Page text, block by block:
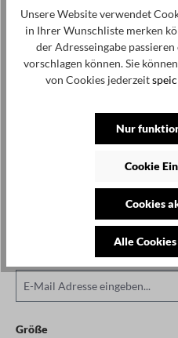
Nicht mehr verfügbar
Benachrichtige mich,
Um weiterzugehen, geben Sie
genommen und dieAGB
einverstanden. *
Größeauswählen
Unsere Website verwendet
in Ihrer Wunschliste merken
der Adresseingabe
vorschlagen können. Sie
von Cookies jederzeit
Nur
Cookie
Cookies
Alle